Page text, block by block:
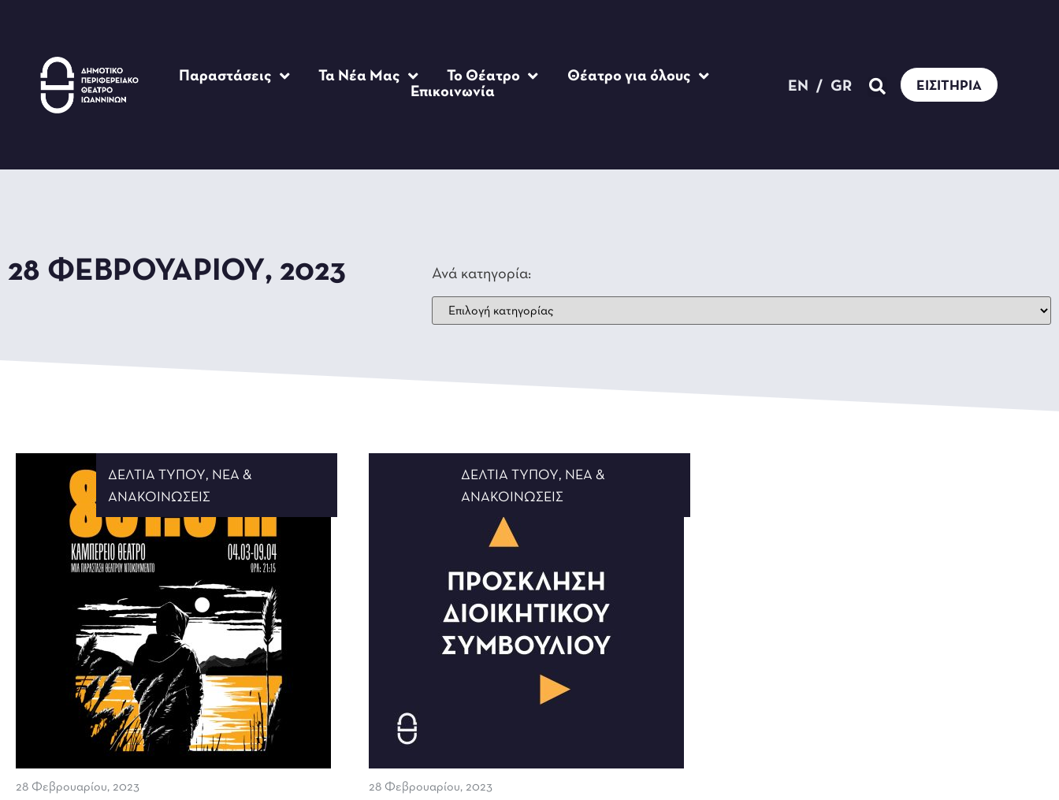
Παραστάσεις Τα Νέα Μας Το Θέατρο
Θέατρο για όλους
Επικοινωνία
EN / GR ΕΙΣΙΤΉΡΙΑ
28 ΦΕΒΡΟΥΑΡΊΟΥ, 2023 Ανά κατηγορία:
ΔΕΛΤΊΑ ΤΎΠΟΥ, ΝΈΑ &
ΑΝΑΚΟΙΝΏΣΕΙΣ
28 Φεβρουαρίου, 2023
ΔΕΛΤΊΑ ΤΎΠΟΥ, ΝΈΑ &
ΑΝΑΚΟΙΝΏΣΕΙΣ
28 Φεβρουαρίου, 2023